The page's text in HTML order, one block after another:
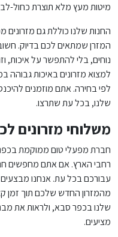
מיטות מעץ מלא תוצרת כחול-
החנות שלנו כוללת גם מזרונים
המזרן שמתאים לכם בדיוק.
נוחים, בלי להתפשר על איכות,
למצוא מזרונים באיכות גבוהה
לפי בחירה. אתם מוזמנים
שלנו, בכל עת שתרצו.
משלוחי מזרונים
חברת מפעלי טום ממוקמת
רחבי הארץ. אם אתם מחפשים
עבורכם בכל עת. אנחנו מבצעים
מהמזרון החדש שלכם תוך זמן
שלנו בכפר סבא, ולראות את
מציעים.